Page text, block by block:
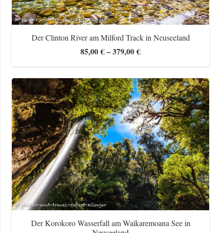
Der Clinton River am Milford Track in Neuseeland
85,00€–379,00€Preisspanne:
85,00 €
bis
379,00 €
Der Korokoro Wasserfall am Waikaremoana See in